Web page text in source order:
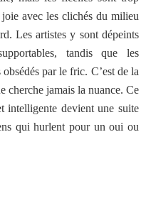
avec les clichés du milieu
Les artistes y sont dépeints
tandis que les
par le fric. C’est de la
cherche jamais la nuance. Ce
intelligente devient une suite
qui hurlent pour un oui ou